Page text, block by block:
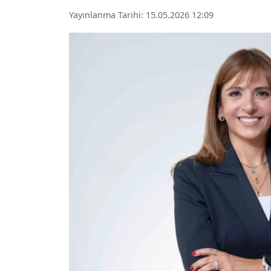
Yayınlanma Tarihi: 15.05.2026 12:09